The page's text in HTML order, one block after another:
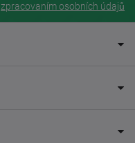
zpracovaním osobních údajů